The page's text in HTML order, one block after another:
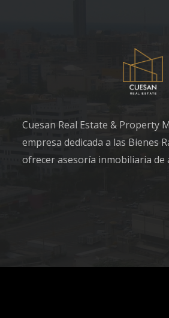
Cuesan Real Estate & Property
empresa dedicada a las Bienes
ofrecer asesoría inmobiliaria de